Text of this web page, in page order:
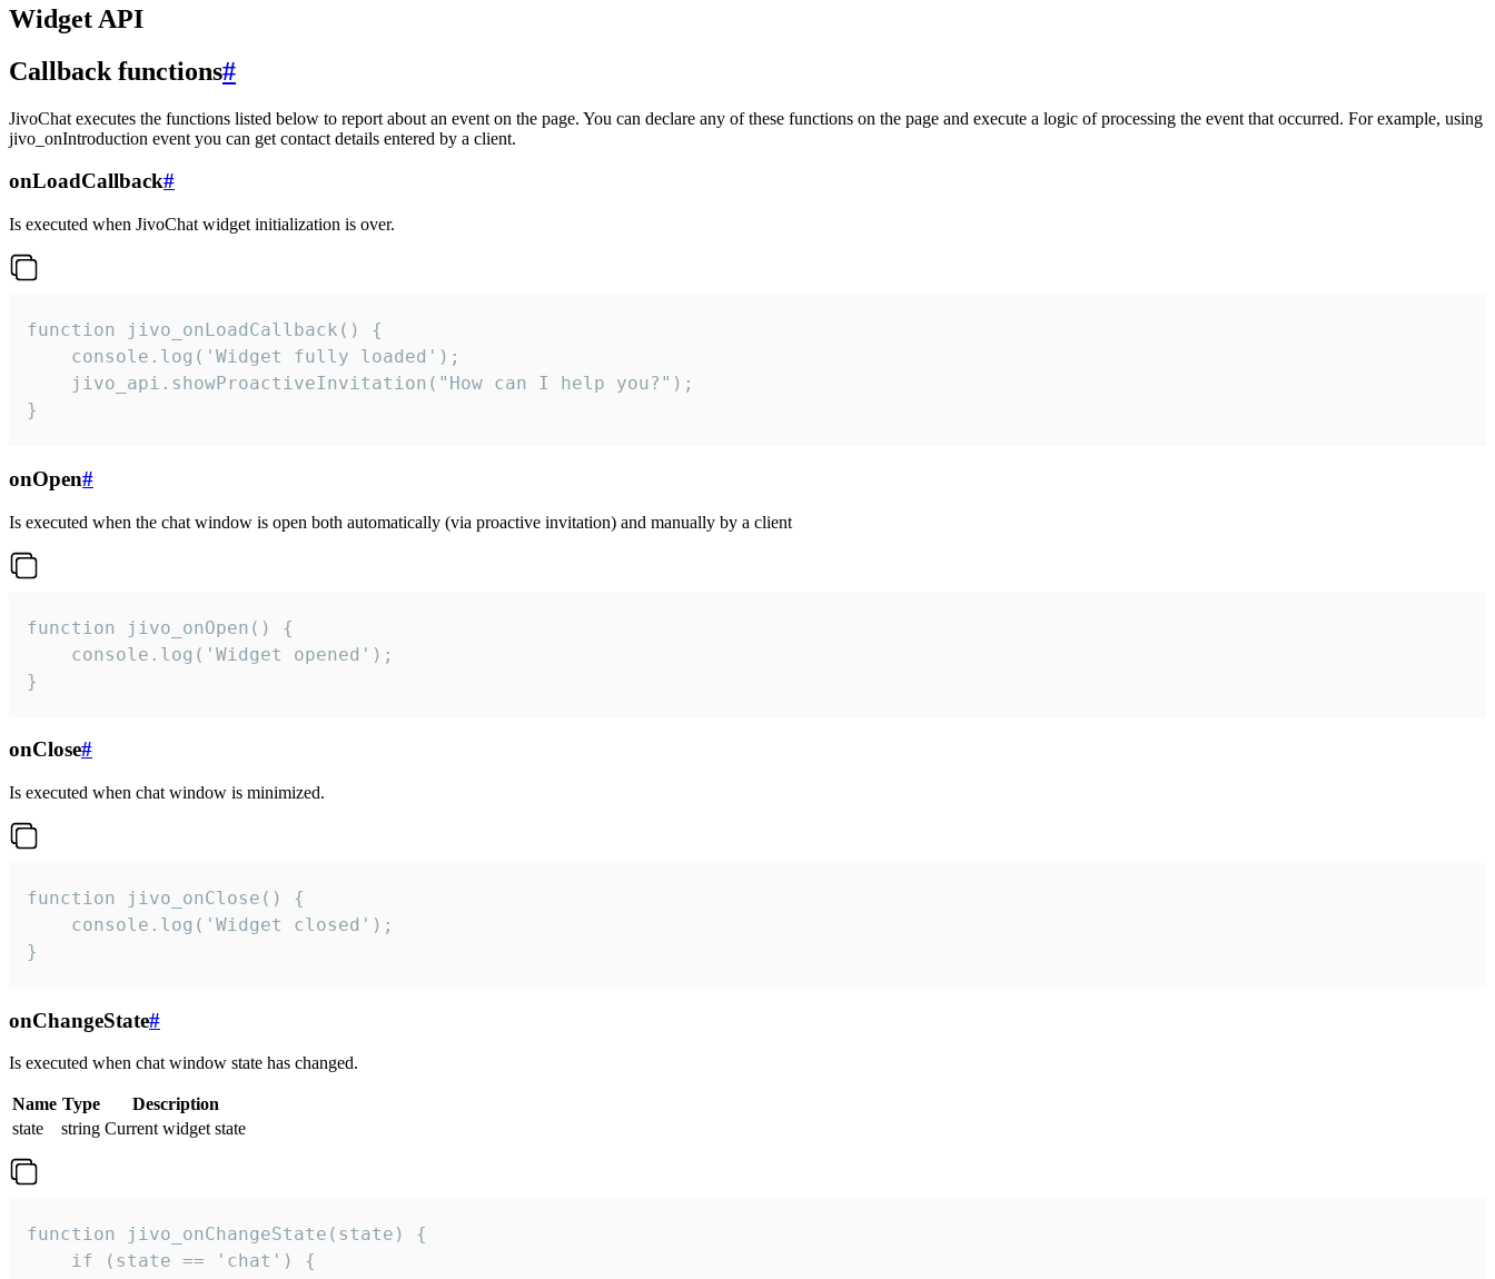
Widget API
Callback functions#
JivoChat executes the functions listed below to report about an event on the page. You can declare any of these functions on the page and execute a logic of processing the event that occurred. For example, using
jivo_onIntroduction event you can get contact details entered by a client.
onLoadCallback#
Is executed when JivoChat widget initialization is over.
function jivo_onLoadCallback() {
    console.log('Widget fully loaded');
    jivo_api.showProactiveInvitation("How can I help you?");
}
onOpen#
Is executed when the chat window is open both automatically (via proactive invitation) and manually by a client
function jivo_onOpen() {
    console.log('Widget opened');
}
onClose#
Is executed when chat window is minimized.
function jivo_onClose() {
    console.log('Widget closed');
}
onChangeState#
Is executed when chat window state has changed.
Name Type
Description
state
string Current widget state
function jivo_onChangeState(state) {
    if (state == 'chat') {